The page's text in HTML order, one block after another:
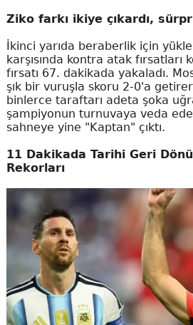
Ziko farkı ikiye çıkardı,
İkinci yarıda beraberlik için
karşısında kontra atak fırsatları
fırsatı 67. dakikada yakaladı.
şık bir vuruşla skoru 2-0'a
binlerce taraftarı adeta şoka
şampiyonun turnuvaya veda
sahneye yine "Kaptan" çıktı.
11 Dakikada Tarihi Geri
Rekorları